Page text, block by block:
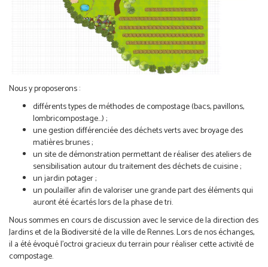
Nous y proposerons :
différents types de méthodes de compostage (bacs, pavillons,
lombricompostage…) ;
une gestion différenciée des déchets verts avec broyage des
matières brunes ;
un site de démonstration permettant de réaliser des ateliers de
sensibilisation autour du traitement des déchets de cuisine ;
un jardin potager ;
un poulailler afin de valoriser une grande part des éléments qui
auront été écartés lors de la phase de tri.
Nous sommes en cours de discussion avec le service de la direction des
Jardins et de la Biodiversité de la ville de Rennes. Lors de nos échanges,
il a été évoqué l’octroi gracieux du terrain pour réaliser cette activité de
compostage.